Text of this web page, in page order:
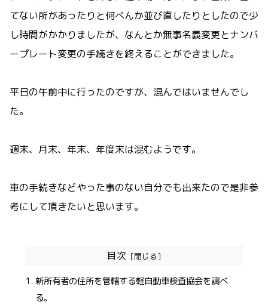
てない所があったりと何べんか並び直したりとしたので少
し時間がかかりましたが、なんとか無事名義変更とナンバ
ープレート変更の手続きを終えることができました。
平日の午前中に行ったのですが、混んではいませんでし
た。
週末、月末、年末、年度末は混むようです。
車の手続きなどやった事のない自分でも出来たので是非参
考にして頂きたいと思います。
目次
新所有者の住所を管轄する軽自動車検査協会を調べ
る。